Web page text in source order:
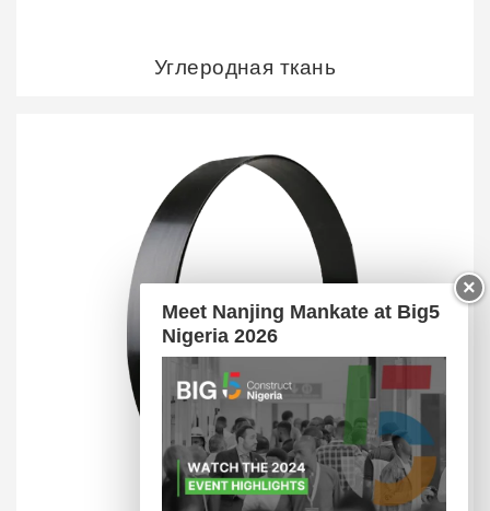
Углеродная ткань
×
Meet Nanjing Mankate at Big5
Nigeria 2026